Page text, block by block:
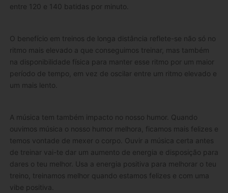
entre 120 e 140 batidas por minuto.
O benefício em treinos de longa distância reflete-se não só no
ritmo mais elevado a que conseguimos treinar, mas também
na disponibilidade física para manter esse ritmo por um maior
período de tempo, em vez de oscilar entre um ritmo elevado e
um mais lento.
A música tem também impacto no nosso humor. Quando
ouvimos música o nosso humor melhora, ficamos mais felizes e
temos vontade de mexer o corpo. Ouvir a música certa antes
de treinar vai-te dar um aumento de energia e disposição para
dares o teu melhor. Usa a energia positiva para melhorar o teu
treino, treinamos melhor quando estamos felizes e com uma
vibe positiva.